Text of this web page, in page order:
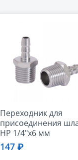
Переходник для
присоединения
НР 1/4"х6 мм
147 ₽